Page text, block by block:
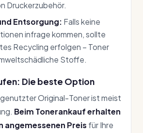
Druckerzubehör.
Entsorgung: Falls keine
infrage kommen, sollte
Recycling erfolgen – Toner
Stoffe.
Die beste Option
Original-Toner ist meist
Beim Tonerankauf erhalten
angemessenen Preis für Ihre